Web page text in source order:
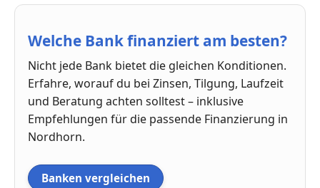
Welche Bank finanziert am besten?
Nicht jede Bank bietet die gleichen Konditionen.
Erfahre, worauf du bei Zinsen, Tilgung, Laufzeit
und Beratung achten solltest – inklusive
Empfehlungen für die passende Finanzierung in
Nordhorn.
Banken vergleichen